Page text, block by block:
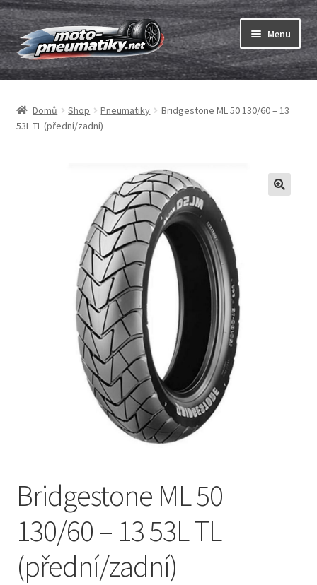
Přeskočit
na
navigaci
Přejít
k
obsahu
webu
Menu
Pneumatiky
Expand
menu
Duše & ráfkové pásky
Expand
menu
Domů Shop Pneumatiky
Bridgestone ML 50 130/60 – 13
53L TL (přední/zadní)
Bridgestone ML 50
130/60 – 13 53L TL
(přední/zadní)